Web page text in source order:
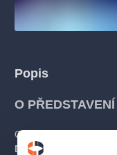
Popis
O PŘEDSTAVENÍ
Operní příběh volně
Dáma s kaméliemi